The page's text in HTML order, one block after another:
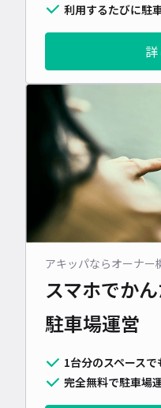
利用するたびに駐
アキッパならオーナー
スマホでか
駐車場運営
1台分のスペース
完全無料で駐車場